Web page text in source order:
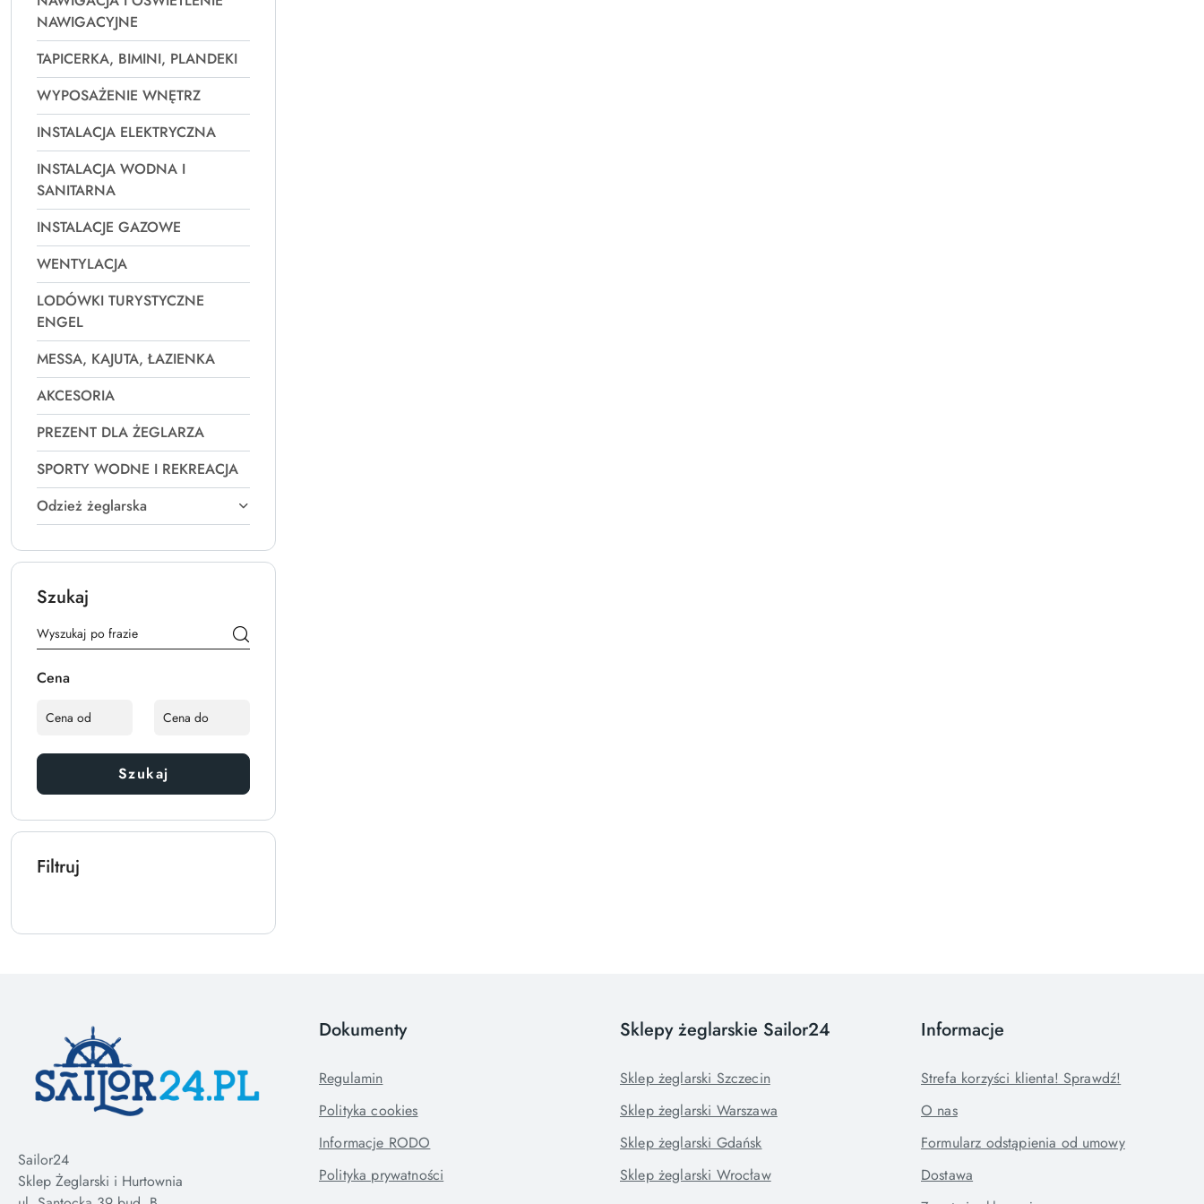
NAWIGACYJNE
TAPICERKA, BIMINI, PLANDEKI
WYPOSAŻENIE WNĘTRZ
INSTALACJA ELEKTRYCZNA
INSTALACJA WODNA I
SANITARNA
INSTALACJE GAZOWE
WENTYLACJA
LODÓWKI TURYSTYCZNE
ENGEL
MESSA, KAJUTA, ŁAZIENKA
AKCESORIA
PREZENT DLA ŻEGLARZA
SPORTY WODNE I REKREACJA
Odzież żeglarska
Szukaj
Cena
Szukaj
Filtruj
Sailor24
Sklep Żeglarski i Hurtownia
Dokumenty
Regulamin
Polityka cookies
Informacje RODO
Polityka prywatności
Sklepy żeglarskie Sailor24
Sklep żeglarski Szczecin
Sklep żeglarski Warszawa
Sklep żeglarski Gdańsk
Sklep żeglarski Wrocław
Informacje
Strefa korzyści klienta! Sprawdź!
O nas
Formularz odstąpienia od umowy
Dostawa